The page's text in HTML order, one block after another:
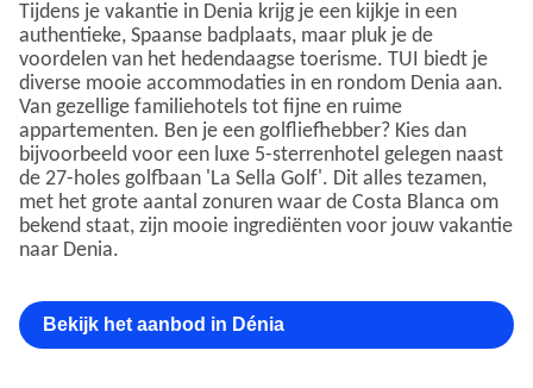
Tijdens je vakantie in Denia krijg je een kijkje in een
authentieke, Spaanse badplaats, maar pluk je de
voordelen van het hedendaagse toerisme. TUI biedt je
diverse mooie accommodaties in en rondom Denia aan.
Van gezellige familiehotels tot fijne en ruime
appartementen. Ben je een golfliefhebber? Kies dan
bijvoorbeeld voor een luxe 5-sterrenhotel gelegen naast
de 27-holes golfbaan 'La Sella Golf'. Dit alles tezamen,
met het grote aantal zonuren waar de Costa Blanca om
bekend staat, zijn mooie ingrediënten voor jouw vakantie
naar Denia.
Bekijk het aanbod in Dénia